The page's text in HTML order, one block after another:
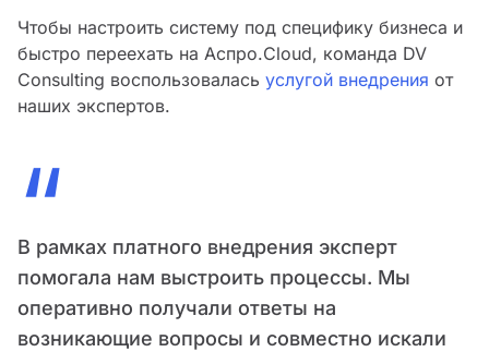
Чтобы настроить систему под специфику бизнеса и
быстро переехать на Аспро.Cloud, команда DV
Consulting воспользовалась услугой внедрения от
наших экспертов.
“
В рамках платного внедрения эксперт
помогала нам выстроить процессы. Мы
оперативно получали ответы на
возникающие вопросы и совместно искали